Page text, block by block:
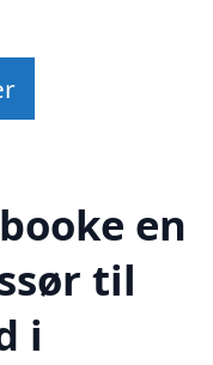
en
til
i